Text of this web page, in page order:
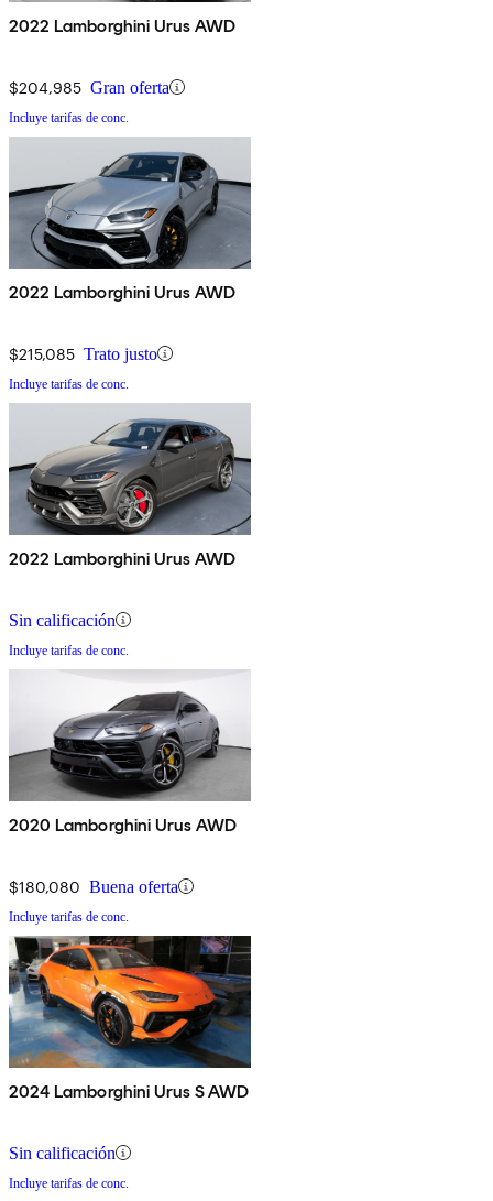
2022 Lamborghini Urus AWD
$204,985 Gran oferta
Incluye tarifas de conc.
2022 Lamborghini Urus AWD
$215,085 Trato justo
Incluye tarifas de conc.
2022 Lamborghini Urus AWD
Sin calificación
Incluye tarifas de conc.
2020 Lamborghini Urus AWD
$180,080 Buena oferta
Incluye tarifas de conc.
2024 Lamborghini Urus S AWD
Sin calificación
Incluye tarifas de conc.